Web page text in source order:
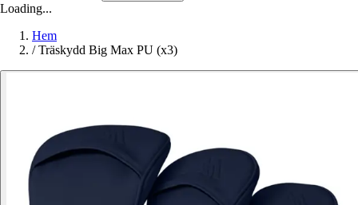
Loading...
Hem
/ Träskydd Big Max PU (x3)